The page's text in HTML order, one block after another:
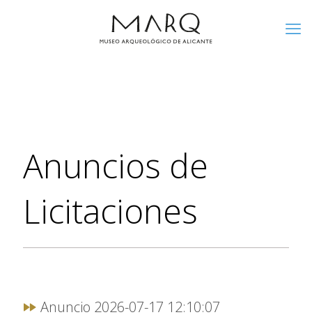
Anuncios de
Licitaciones
Anuncio 2026-07-17 12:10:07